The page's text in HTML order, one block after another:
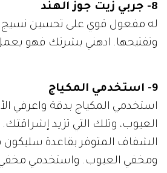
8- جربي زيت جوز الهند
له مفعول قوي على تحسين نسيج
وتفتيحها. ادهني بشرتك فهو
9- استخدمي المكياج
استخدمي المكياج بدقة واعرفي
العيوب، وتلك التي تزيد
الشفاف المتوفر بقاعدة
ومخفي العيوب. واستخدمي